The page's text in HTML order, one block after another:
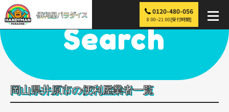
0120-480-056
8:00~21:00[受付時間]
便利屋パラダイス > 探す > 井原市
Search
岡山県井原市の便利屋業者一覧